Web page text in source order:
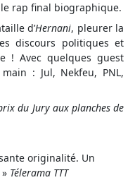
rap final biographique.
d’Hernani, pleurer la
discours politiques et
! Avec quelques guest
: Jul, Nekfeu, PNL,
du Jury aux planches de
originalité. Un
Télerama TTT